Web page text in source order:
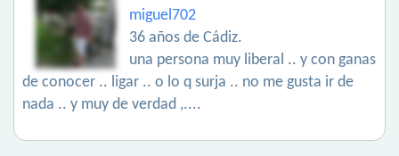
miguel702
36 años de Cádiz.
una persona muy liberal .. y con ganas
de conocer .. ligar .. o lo q surja .. no me gusta ir de
nada .. y muy de verdad ,....